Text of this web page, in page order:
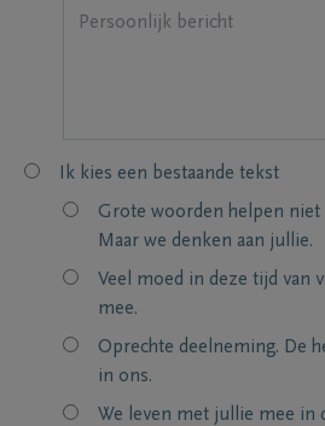
Ik kies een bestaande tekst
Grote woorden helpen niet
Maar we denken aan jullie.
Veel moed in deze tijd van
mee.
Oprechte deelneming. De
in ons.
We leven met jullie mee in